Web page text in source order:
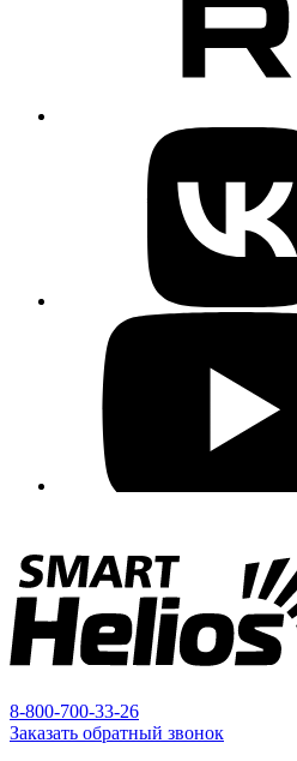
8-800-700-33-26
Заказать обратный звонок